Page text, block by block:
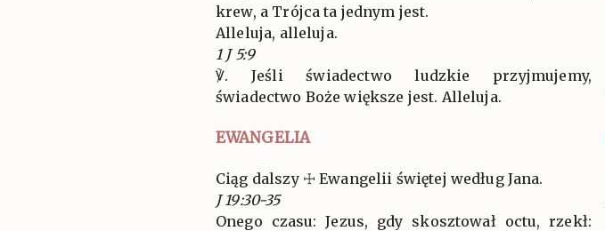
krew, a Trójca ta jednym jest.
Alleluja, alleluja.
1 J 5:9
℣. Jeśli świadectwo ludzkie przyjmujemy,
świadectwo Boże większe jest. Alleluja.
EWANGELIA
Ciąg dalszy ☩ Ewangelii świętej według Jana.
J 19:30-35
Onego czasu: Jezus, gdy skosztował octu, rzekł: